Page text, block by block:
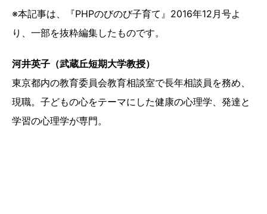
※本記事は、『PHPのびのび子育て』2016年12月号よ
り、一部を抜粋編集したものです。
河井英子（武蔵丘短期大学教授）
東京都内の教育委員会教育相談室で長年相談員を務め、
現職。子どもの心をテーマにした健康の心理学、発達と
学習の心理学が専門。